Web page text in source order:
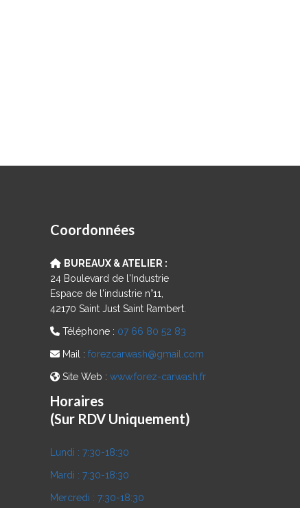
Coordonnées
BUREAUX & ATELIER :
24 Boulevard de l'Industrie
Espace de l'industrie n°11,
42170 Saint Just Saint Rambert.
Téléphone : 07 66 80 52 83
Mail : forezcarwash@gmail.com
Site Web : www.forez-carwash.fr
Horaires
(Sur RDV Uniquement)
Lundi : 7:30-18:30
Mardi : 7:30-18:30
Mercredi : 7:30-18:30